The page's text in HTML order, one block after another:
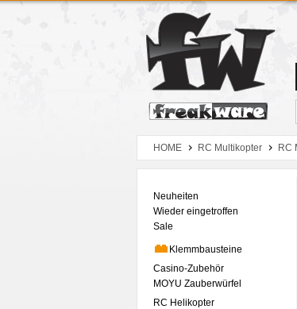
Zum Hauptmenue
Zum Seiteninhalt
Zum Warenkob
HOME RC Multikopter RC
Neuheiten
Wieder eingetroffen
Sale
Klemmbausteine
Casino-Zubehör
MOYU Zauberwürfel
RC Helikopter